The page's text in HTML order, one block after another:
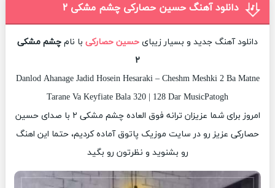
دانلود آهنگ حسین حصارکی چشم مشکی ۲
دانلود آهنگ جدید و بسیار زیبای حسین حصارکی با نام چشم مشکی
۲
Danlod Ahanage Jadid Hosein Hesaraki – Cheshm Meshki 2 Ba Matne
Tarane Va Keyfiate Bala 320 | 128 Dar MusicPatogh
امروز برای شما عزیزان ترانه فوق العاده چشم مشکی ۲ با صدای حسین
حصارکی عزیز رو در سایت موزیک پاتوق آماده کردیم، حتما این اهنگ
رو بشنوید و نظرتون رو بگید